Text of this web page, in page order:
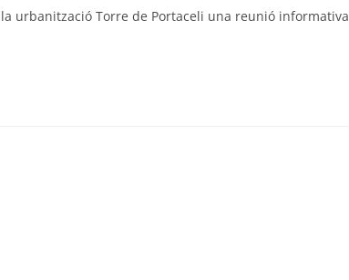
urbanització Torre de Portaceli una reunió informativa